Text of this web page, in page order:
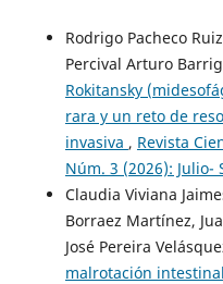
Rodrigo Pacheco
Percival Arturo
Rokitansky
rara y un reto de
invasiva , Revista
Núm. 3 (2026): Julio-
Claudia Viviana
Borraez Martínez,
José Pereira
malrotación